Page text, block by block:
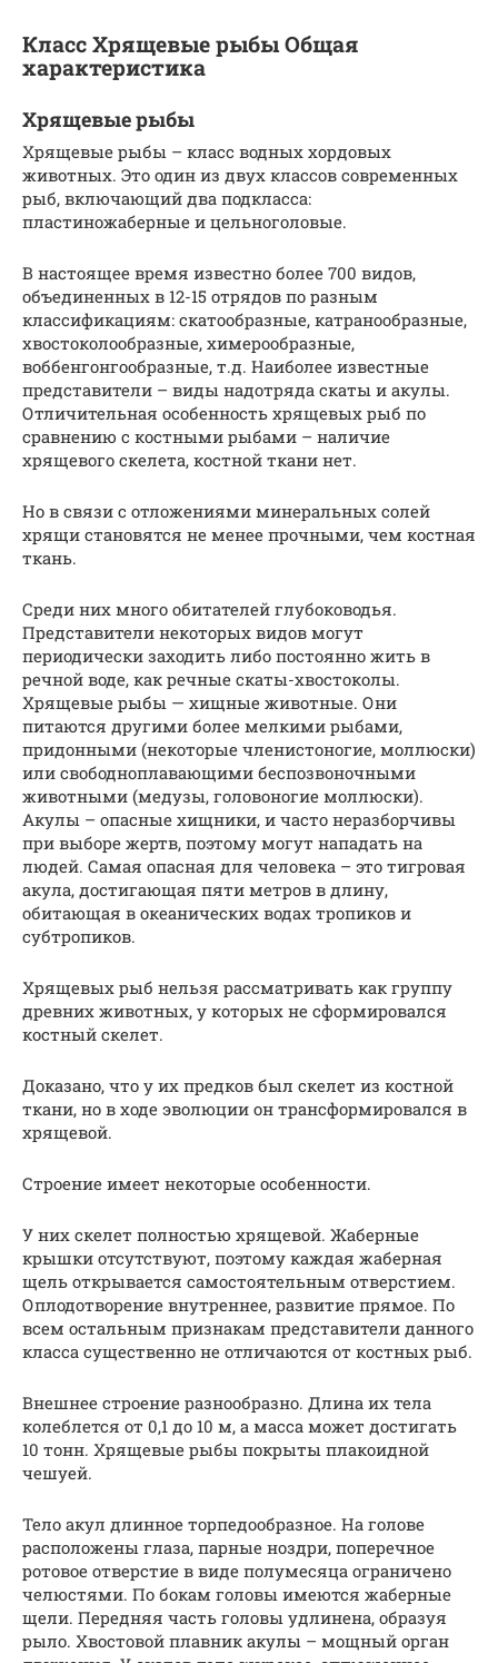
Класс Хрящевые рыбы Общая
характеристика
Хрящевые рыбы
Хрящевые рыбы – класс водных хордовых
животных. Это один из двух классов современных
рыб, включающий два подкласса:
пластиножаберные и цельноголовые.
В настоящее время известно более 700 видов,
объединенных в 12-15 отрядов по разным
классификациям: скатообразные, катранообразные,
хвостоколообразные, химерообразные,
воббенгонгообразные, т.д. Наиболее известные
представители – виды надотряда скаты и акулы.
Отличительная особенность хрящевых рыб по
сравнению с костными рыбами – наличие
хрящевого скелета, костной ткани нет.
Но в связи с отложениями минеральных солей
хрящи становятся не менее прочными, чем костная
ткань.
Среди них много обитателей глубоководья.
Представители некоторых видов могут
периодически заходить либо постоянно жить в
речной воде, как речные скаты-хвостоколы.
Хрящевые рыбы — хищные животные. Они
питаются другими более мелкими рыбами,
придонными (некоторые членистоногие, моллюски)
или свободноплавающими беспозвоночными
животными (медузы, головоногие моллюски).
Акулы – опасные хищники, и часто неразборчивы
при выборе жертв, поэтому могут нападать на
людей. Самая опасная для человека – это тигровая
акула, достигающая пяти метров в длину,
обитающая в океанических водах тропиков и
субтропиков.
Хрящевых рыб нельзя рассматривать как группу
древних животных, у которых не сформировался
костный скелет.
Доказано, что у их предков был скелет из костной
ткани, но в ходе эволюции он трансформировался в
хрящевой.
Строение имеет некоторые особенности.
У них скелет полностью хрящевой. Жаберные
крышки отсутствуют, поэтому каждая жаберная
щель открывается самостоятельным отверстием.
Оплодотворение внутреннее, развитие прямое. По
всем остальным признакам представители данного
класса существенно не отличаются от костных рыб.
Внешнее строение разнообразно. Длина их тела
колеблется от 0,1 до 10 м, а масса может достигать
10 тонн. Хрящевые рыбы покрыты плакоидной
чешуей.
Тело акул длинное торпедообразное. На голове
расположены глаза, парные ноздри, поперечное
ротовое отверстие в виде полумесяца ограничено
челюстями. По бокам головы имеются жаберные
щели. Передняя часть головы удлинена, образуя
рыло. Хвостовой плавник акулы – мощный орган